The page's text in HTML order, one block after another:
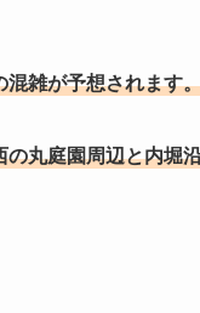
混雑が予想されます
丸庭園周辺と内堀